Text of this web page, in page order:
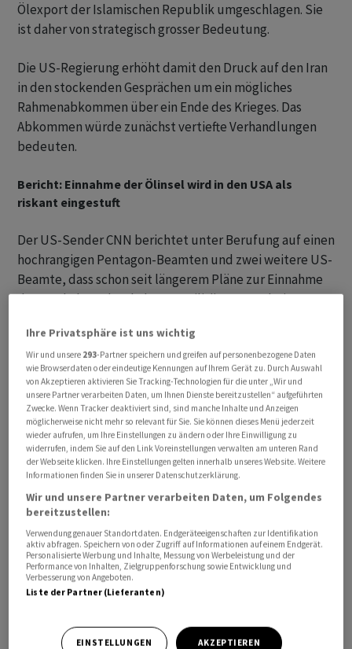
Ölexport der Islamischen Republik umgeschlagen. Sie
ist daher von strategisch grosser Bedeutung.
Die US-Regierung erhöht damit den Druck auf den Iran
in den stockenden Gesprächen um ein mögliches
Rahmenabkommen über ein Ende des Krieges. Das
Abkommen würde zunächst vertiefte Verhandlungen
bedeuten.
Bericht: Einnahme der Ölinsel wird in den USA als
riskant eingestuft
Der US-Sender CNN berichtet unter Berufung auf einen
hochrangigen Pentagon-Beamten und zwei weitere US-
Beamte, dass schon seit längerem Pläne zur Einnahme
der Insel Charg durch das US-Militär ausgearbeitet
worden, weil sie als zu riskant eingestuft wurden. Im
Weissen Haus und dem Pentagon sei man davon
überzeugt, dass eine Einnahme der Insel oder
Zerstörung der dortigen Energieinfrastruktur den Iran
effektiv in den Bankrott treiben und Teheran eine
Fortsetzung des Krieges unmöglich machen würde.
Ihre Privatsphäre ist uns wichtig
Wir und unsere 293-Partner speichern und greifen auf personenbezogene Daten
wie Browserdaten oder eindeutige Kennungen auf Ihrem Gerät zu. Durch Auswahl
von Akzeptieren aktivieren Sie Tracking-Technologien für die unter „Wir und
unsere Partner verarbeiten Daten, um Ihnen Dienste bereitzustellen“ aufgeführten
Zwecke. Wenn Tracker deaktiviert sind, sind manche Inhalte und Anzeigen
möglicherweise nicht mehr so relevant für Sie. Sie können dieses Menü jederzeit
wieder aufrufen, um Ihre Einstellungen zu ändern oder Ihre Einwilligung zu
widerrufen, indem Sie auf den Link Voreinstellungen verwalten am unteren Rand
der Webseite klicken. Ihre Einstellungen gelten innerhalb unseres Website. Weitere
Informationen finden Sie in unserer Datenschutzerklärung.
Wir und unsere Partner verarbeiten Daten, um Folgendes
bereitzustellen:
Verwendung genauer Standortdaten. Endgeräteeigenschaften zur Identifikation
aktiv abfragen. Speichern von oder Zugriff auf Informationen auf einem Endgerät.
Personalisierte Werbung und Inhalte, Messung von Werbeleistung und der
Performance von Inhalten, Zielgruppenforschung sowie Entwicklung und
Verbesserung von Angeboten.
Liste der Partner (Lieferanten)
EINSTELLUNGEN AKZEPTIEREN